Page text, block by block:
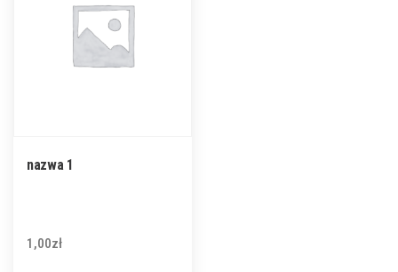
nazwa 1
1,00zł